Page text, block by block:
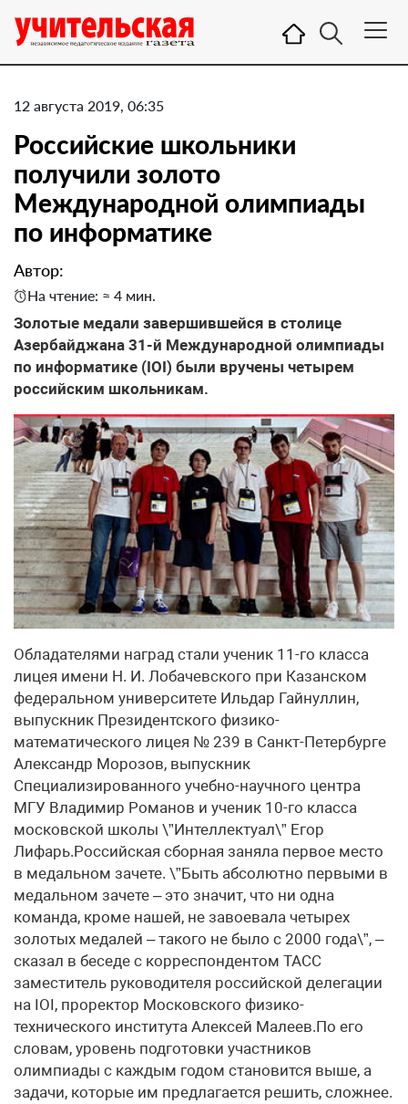
12 августа 2019, 06:35
Российские школьники
получили золото
Международной олимпиады
по информатике
Автор:
На чтение: ≈ 4 мин.
Золотые медали завершившейся в столице
Азербайджана 31-й Международной олимпиады
по информатике (IOI) были вручены четырем
российским школьникам.
Обладателями наград стали ученик 11-го класса
лицея имени Н. И. Лобачевского при Казанском
федеральном университете Ильдар Гайнуллин,
выпускник Президентского физико-
математического лицея № 239 в Санкт-Петербурге
Александр Морозов, выпускник
Специализированного учебно-научного центра
МГУ Владимир Романов и ученик 10-го класса
московской школы \”Интеллектуал\” Егор
Лифарь.Российская сборная заняла первое место
в медальном зачете. \”Быть абсолютно первыми в
медальном зачете – это значит, что ни одна
команда, кроме нашей, не завоевала четырех
золотых медалей – такого не было с 2000 года\”, –
сказал в беседе с корреспондентом ТАСС
заместитель руководителя российской делегации
на IOI, проректор Московского физико-
технического института Алексей Малеев.По его
словам, уровень подготовки участников
олимпиады с каждым годом становится выше, а
задачи, которые им предлагается решить, сложнее.